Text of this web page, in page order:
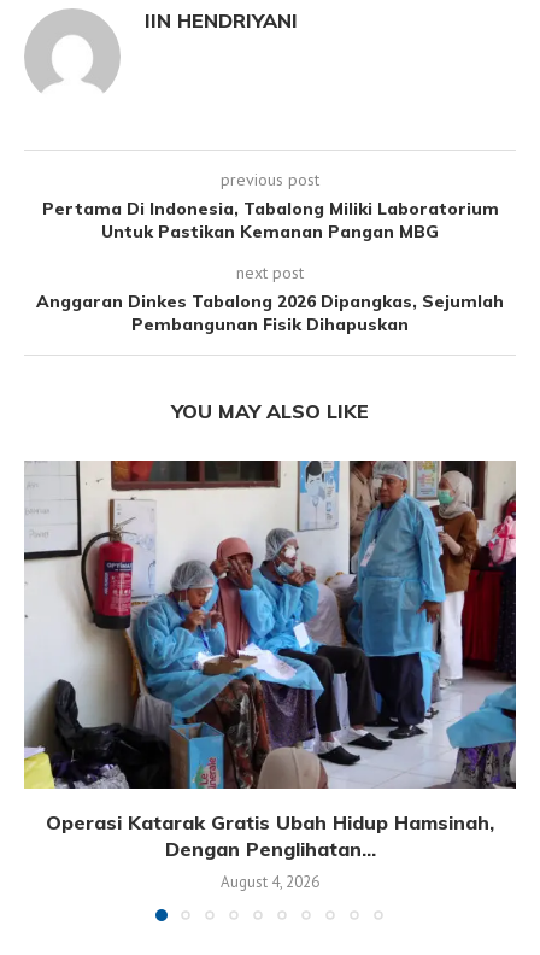
IIN HENDRIYANI
previous post
Pertama Di Indonesia, Tabalong Miliki Laboratorium
Untuk Pastikan Kemanan Pangan MBG
next post
Anggaran Dinkes Tabalong 2026 Dipangkas, Sejumlah
Pembangunan Fisik Dihapuskan
YOU MAY ALSO LIKE
Operasi Katarak Gratis Ubah Hidup Hamsinah,
Dengan Penglihatan...
August 4, 2026